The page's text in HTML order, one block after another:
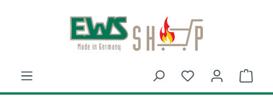
Zum Hauptinhalt springen